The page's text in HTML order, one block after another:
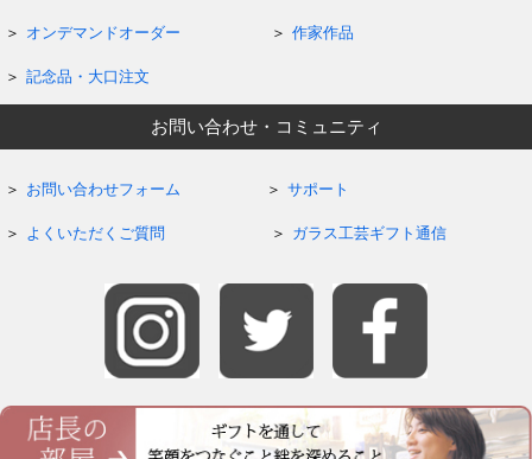
オンデマンドオーダー 作家作品
記念品・大口注文
お問い合わせ・コミュニティ
お問い合わせフォーム サポート
よくいただくご質問 ガラス工芸ギフト通信